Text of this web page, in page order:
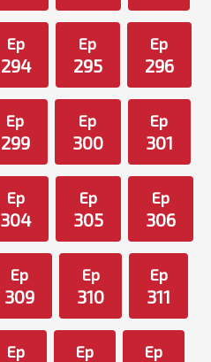
Ep
294
Ep
295
Ep
296
Ep
299
Ep
300
Ep
301
Ep
304
Ep
305
Ep
306
Ep
309
Ep
310
Ep
311
Ep Ep Ep